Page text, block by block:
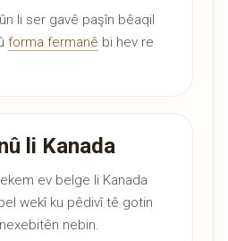
li ser gavê paşîn bêaqil
forma fermanê bi hev re
li Kanada
ev belge li Kanada
wekî ku pêdivî tê gotin
nebin.